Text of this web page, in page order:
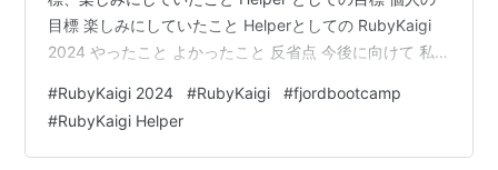
目標 楽しみにしていたこと Helperとしての RubyKaigi
2024 やったこと よかったこと 反省点 今後に向けて 私
ティ セッション Day1: ぺんさんのキーノート Day1: 金子
さん Day1: ima1zumi さん Day1: しおいさん Day2: はす
みさん Day2: sylph01 さん Day2: LT …
#RubyKaigi 2024 #RubyKaigi #fjordbootcamp
#RubyKaigi Helper